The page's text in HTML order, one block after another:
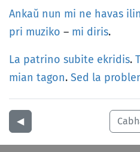
Ankaŭ nun mi ne havas ilin
pri muziko – mi diris.
La patrino subite ekridis.
mian tagon. Sed la
◀︎